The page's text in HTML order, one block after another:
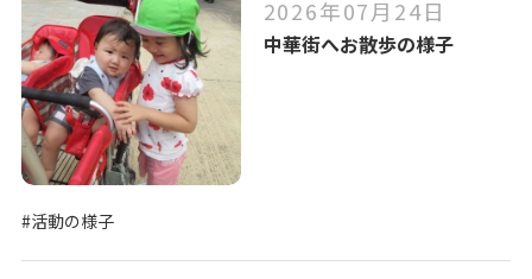
2026年07月24日
中華街へお散歩の様子
#活動の様子